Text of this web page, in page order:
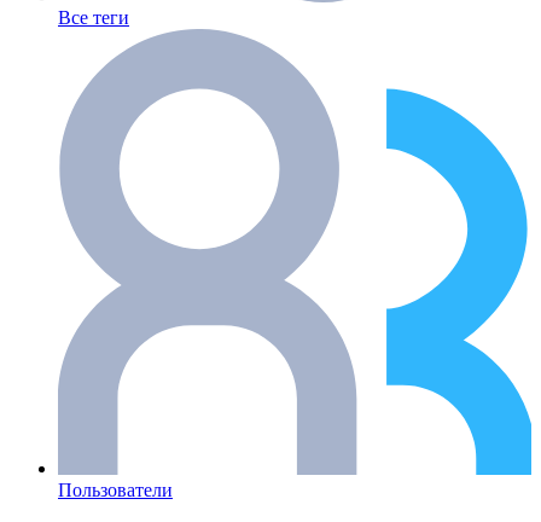
Все теги
Пользователи